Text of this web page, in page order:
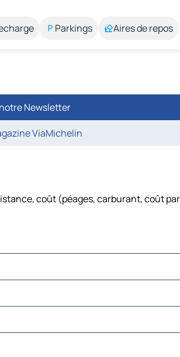
Parkings Aires de repos
Newsletter
ViaMichelin
coût (péages, carburant, coût